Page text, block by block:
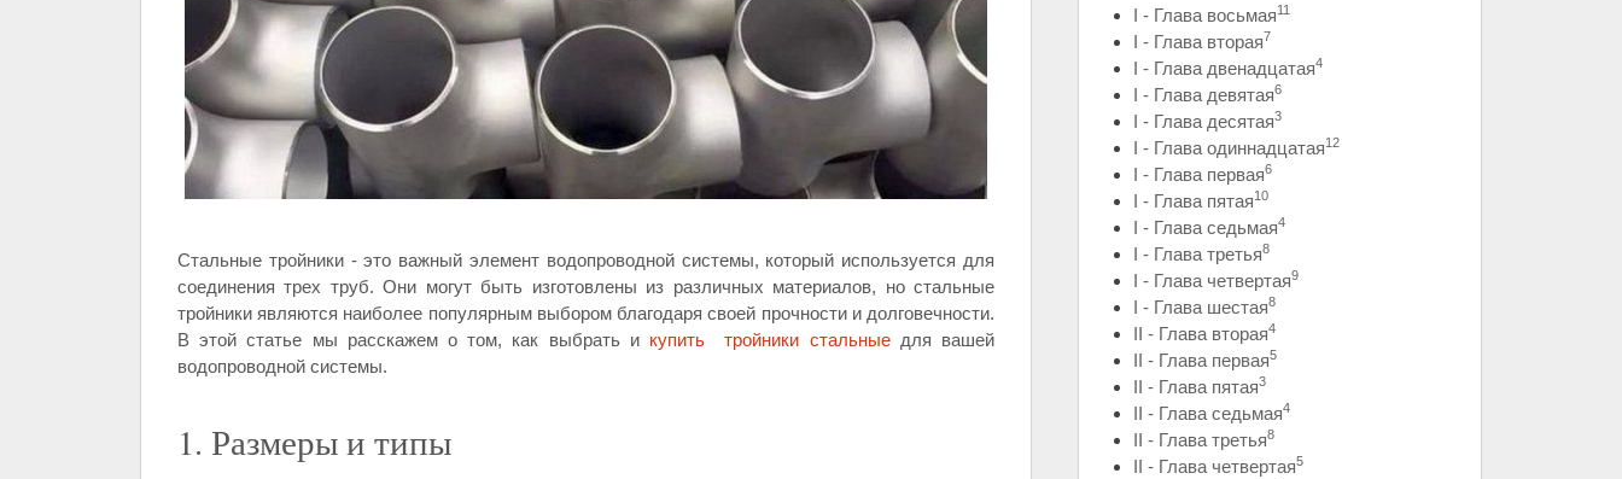
Стальные тройники - это важный элемент водопроводной системы, который используется для
соединения трех труб. Они могут быть изготовлены из различных материалов, но стальные
тройники являются наиболее популярным выбором благодаря своей прочности и долговечности.
В этой статье мы расскажем о том, как выбрать и купить тройники стальныедля вашей
водопроводной системы.
1. Размеры и типы
I - Глава восьмая11
I - Глава вторая7
I - Глава двенадцатая4
I - Глава девятая6
I - Глава десятая3
I - Глава одиннадцатая12
I - Глава первая6
I - Глава пятая10
I - Глава седьмая4
I - Глава третья8
I - Глава четвертая9
I - Глава шестая8
II - Глава вторая4
II - Глава первая5
II - Глава пятая3
II - Глава седьмая4
II - Глава третья8
II - Глава четвертая5